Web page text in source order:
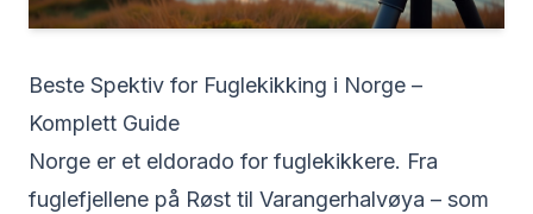
Beste Spektiv for Fuglekikking i Norge –
Komplett Guide
Norge er et eldorado for fuglekikkere. Fra
fuglefjellene på Røst til Varangerhalvøya – som